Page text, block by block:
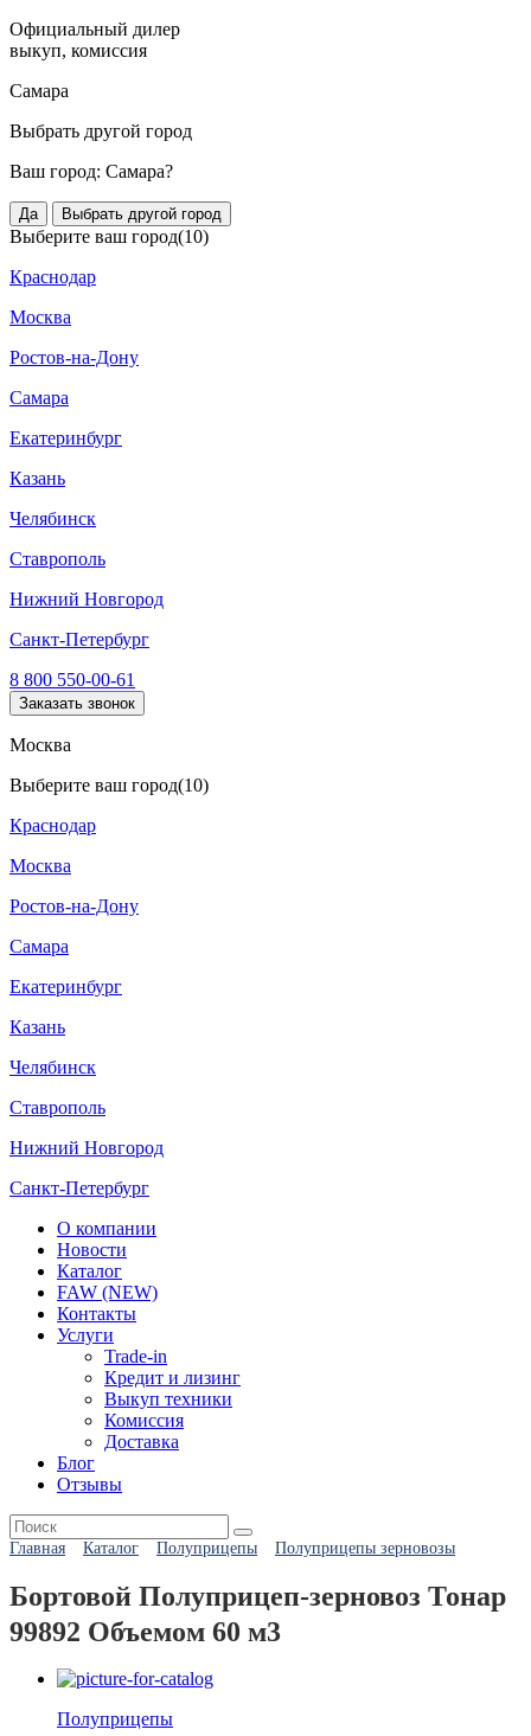
Официальный дилер
выкуп, комиссия
Самара
Выбрать другой город
Ваш город: Самара?
Да Выбрать другой город
Выберите ваш город(10)
Краснодар
Москва
Ростов-на-Дону
Самара
Екатеринбург
Казань
Челябинск
Ставрополь
Нижний Новгород
Санкт-Петербург
8 800 550-00-61
Заказать звонок
Москва
Выберите ваш город(10)
Краснодар
Москва
Ростов-на-Дону
Самара
Екатеринбург
Казань
Челябинск
Ставрополь
Нижний Новгород
Санкт-Петербург
О компании
Новости
Каталог
FAW (NEW)
Контакты
Услуги
Trade-in
Кредит и лизинг
Выкуп техники
Комиссия
Доставка
Блог
Отзывы
Главная Каталог Полуприцепы Полуприцепы зерновозы
Бортовой Полуприцеп-зерновоз Тонар
99892 Объемом 60 м3
Полуприцепы